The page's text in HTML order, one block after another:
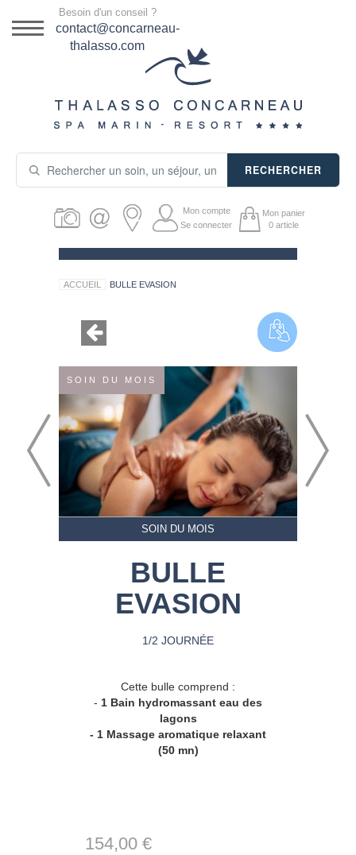
DESTINATION
SÉJOURS THALASSO
PRODUITS COSMÉTIQUES
GUIDE CADEAUX
Besoin d'un conseil ?
contact@concarneau-
thalasso.com
RECHERCHER
Mon compte
Se connecter
Mon panier
0 article
ACCUEIL BULLE EVASION
SOIN DU MOIS
SOIN DU MOIS
BULLE
EVASION
1/2 JOURNÉE
Cette bulle comprend :
- 1 Bain hydromassant eau des
lagons
- 1 Massage aromatique relaxant
(50 mn)
154,00 €